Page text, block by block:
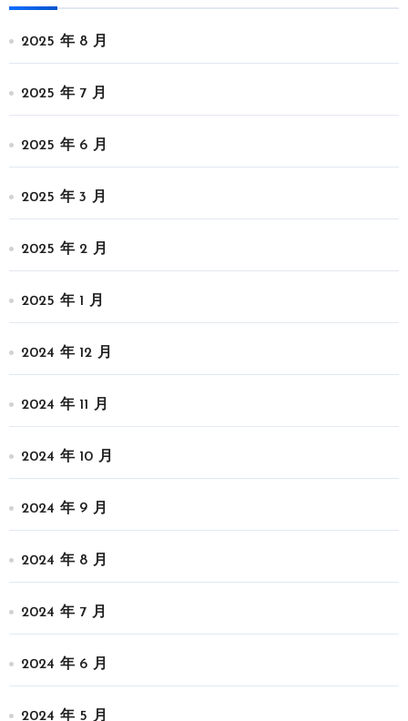
2025 年 8 月
2025 年 7 月
2025 年 6 月
2025 年 3 月
2025 年 2 月
2025 年 1 月
2024 年 12 月
2024 年 11 月
2024 年 10 月
2024 年 9 月
2024 年 8 月
2024 年 7 月
2024 年 6 月
2024 年 5 月